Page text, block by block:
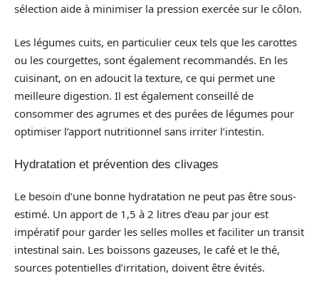
sélection aide à minimiser la pression exercée sur le côlon.
Les légumes cuits, en particulier ceux tels que les carottes
ou les courgettes, sont également recommandés. En les
cuisinant, on en adoucit la texture, ce qui permet une
meilleure digestion. Il est également conseillé de
consommer des agrumes et des purées de légumes pour
optimiser l’apport nutritionnel sans irriter l’intestin.
Hydratation et prévention des clivages
Le besoin d’une bonne hydratation ne peut pas être sous-
estimé. Un apport de 1,5 à 2 litres d’eau par jour est
impératif pour garder les selles molles et faciliter un transit
intestinal sain. Les boissons gazeuses, le café et le thé,
sources potentielles d’irritation, doivent être évités.